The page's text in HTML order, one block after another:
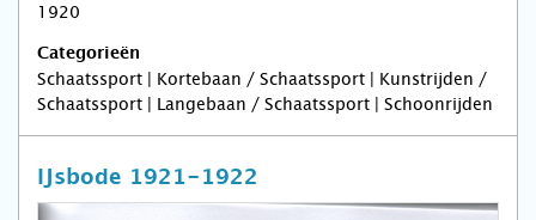
1920
Categorieën
Schaatssport | Kortebaan / Schaatssport | Kunstrijden /
Schaatssport | Langebaan / Schaatssport | Schoonrijden
IJsbode 1921-1922